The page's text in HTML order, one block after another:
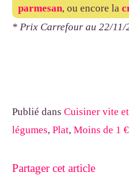
parmesan, ou encore la
* Prix Carrefour au 22/11/
Publié dans Cuisiner vite
légumes, Plat, Moins de 1
Partager cet article